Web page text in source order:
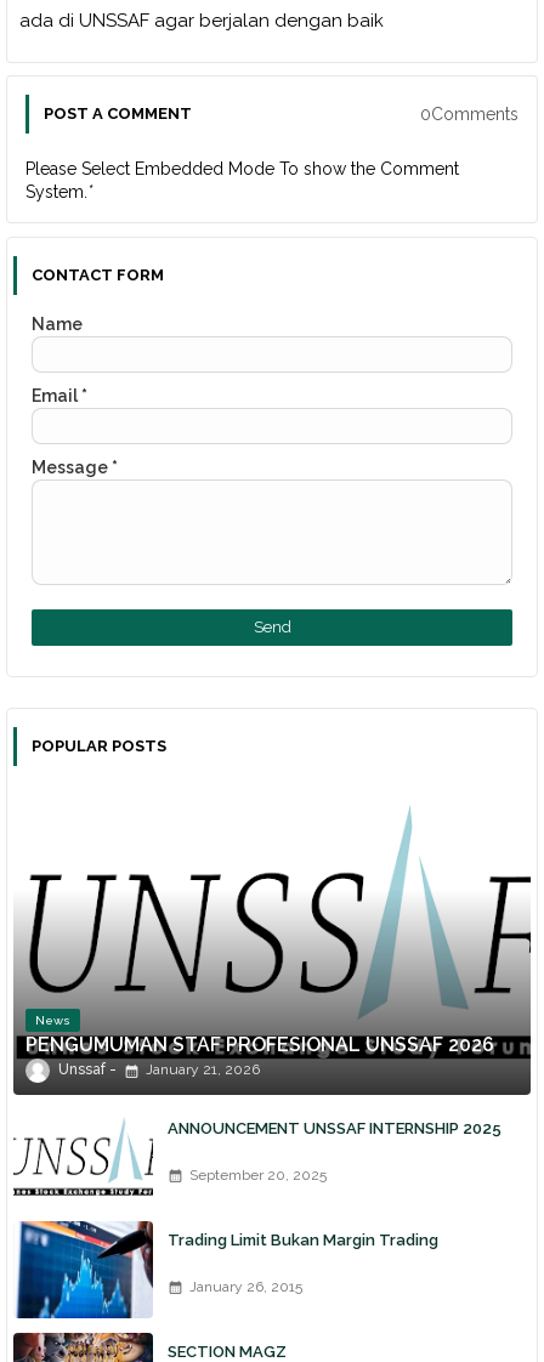
ada di UNSSAF agar berjalan dengan baik
POST A COMMENT 0Comments
Please Select Embedded Mode To show the Comment
System. *
CONTACT FORM
Name
Email *
Message *
POPULAR POSTS
News
PENGUMUMAN STAF PROFESIONAL UNSSAF 2026
Unssaf January 21, 2026
ANNOUNCEMENT UNSSAF INTERNSHIP 2025
September 20, 2025
Trading Limit Bukan Margin Trading
January 26, 2015
SECTION MAGZ